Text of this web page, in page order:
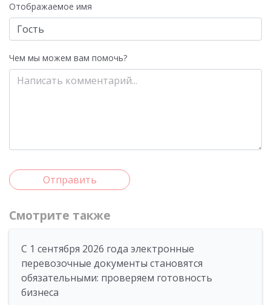
Отображаемое имя
Чем мы можем вам помочь?
Отправить
Смотрите также
С 1 сентября 2026 года электронные
перевозочные документы становятся
обязательными: проверяем готовность
бизнеса